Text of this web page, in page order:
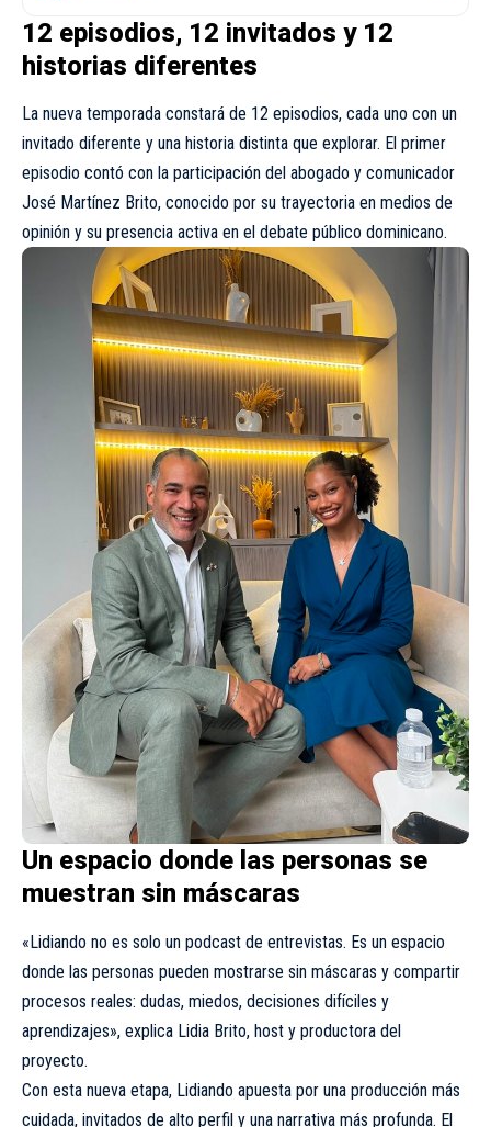
12 episodios, 12 invitados y 12
historias diferentes
La nueva temporada constará de 12 episodios, cada uno con un
invitado diferente y una historia distinta que explorar. El primer
episodio contó con la participación del abogado y comunicador
José Martínez Brito, conocido por su trayectoria en medios de
opinión y su presencia activa en el debate público dominicano.
Un espacio donde las personas se
muestran sin máscaras
«Lidiando no es solo un podcast de entrevistas. Es un espacio
donde las personas pueden mostrarse sin máscaras y compartir
procesos reales: dudas, miedos, decisiones difíciles y
aprendizajes», explica Lidia Brito, host y productora del
proyecto.
Con esta nueva etapa, Lidiando apuesta por una producción más
cuidada, invitados de alto perfil y una narrativa más profunda. El